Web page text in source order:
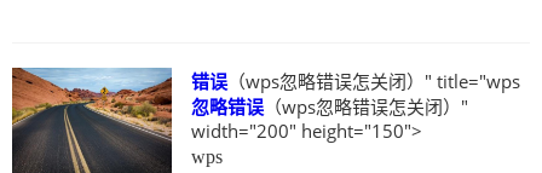
错误 （wps忽略错误怎关闭）" title="wps
忽略错误 （wps忽略错误怎关闭）"
width="200" height="150">
wps